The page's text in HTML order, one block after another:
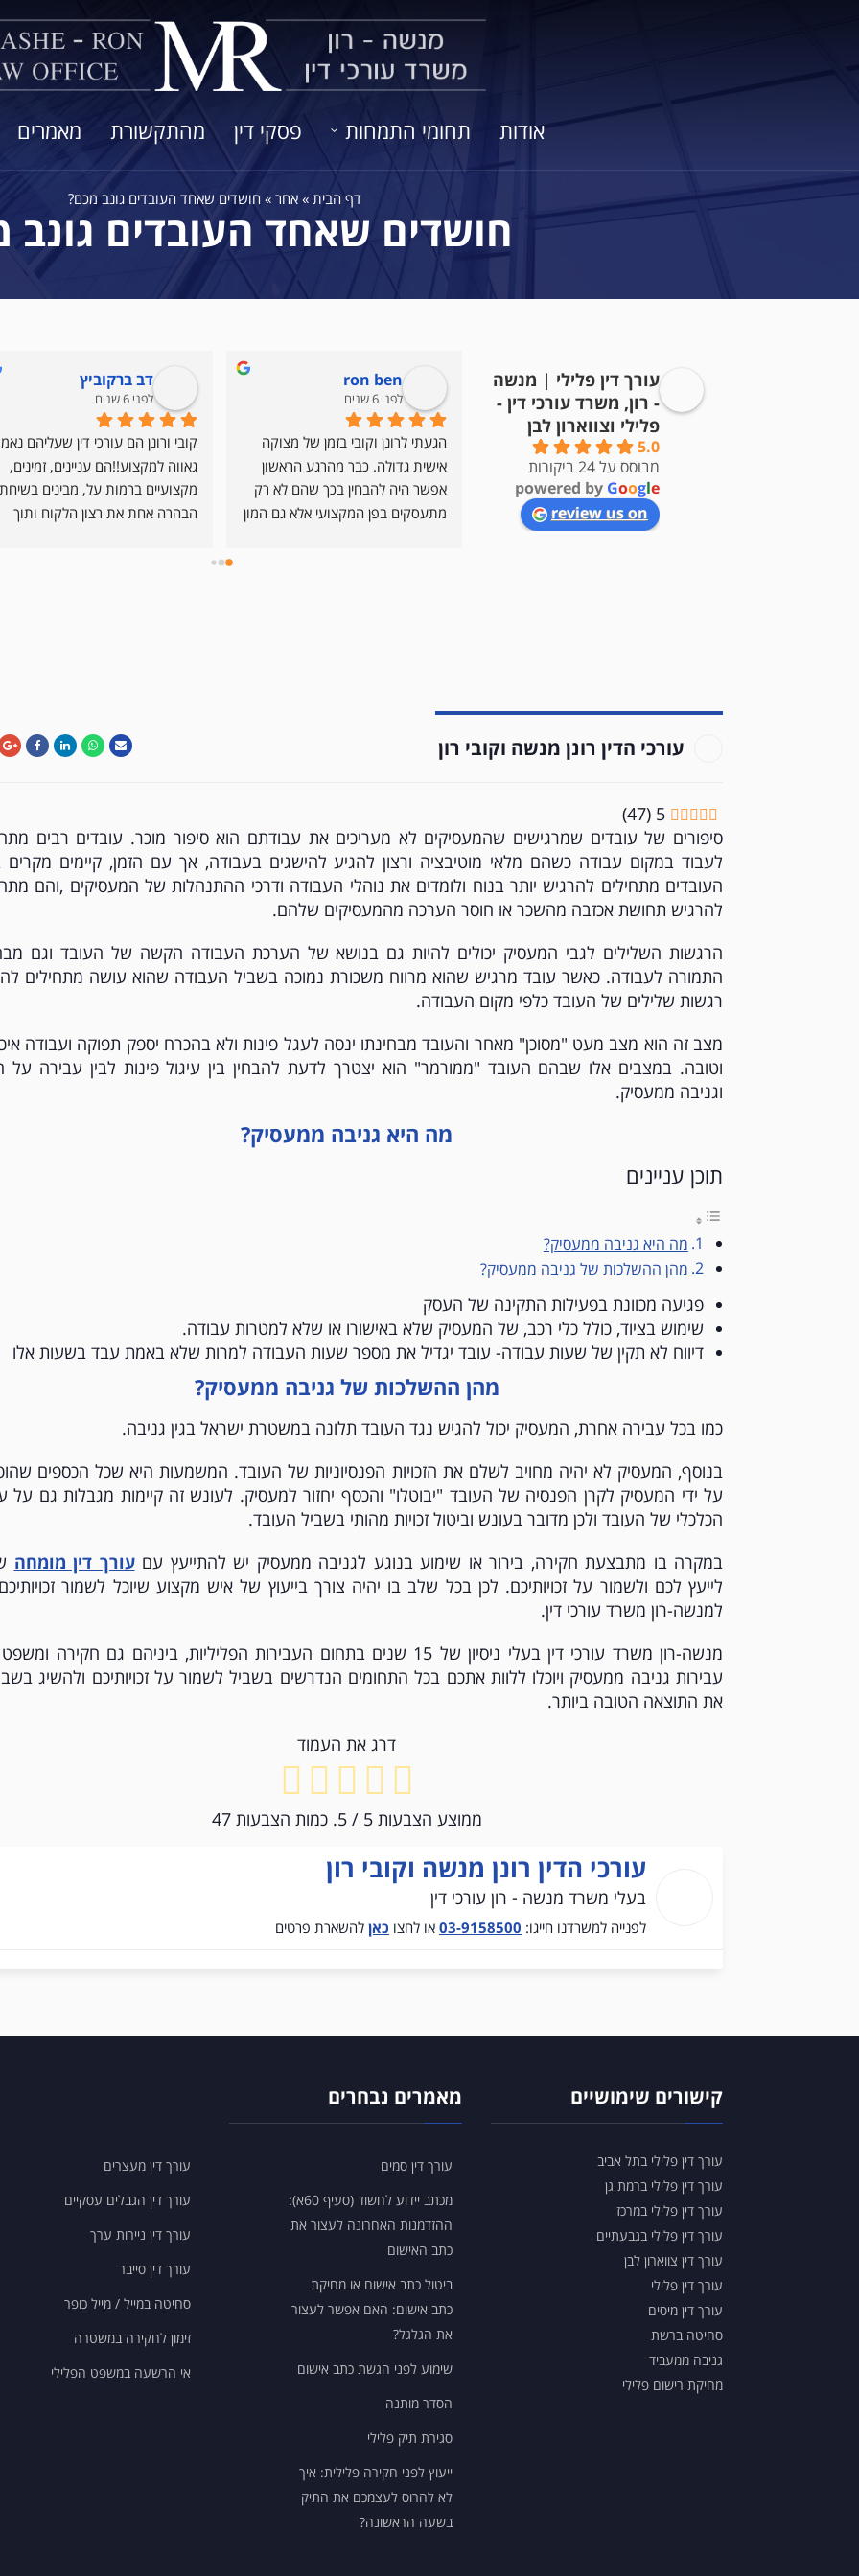
אודות תחומי התמחות פסקי דין מהתקשורת מאמרים
דף הבית » אחר » חושדים שאחד העובדים גונב מכם?
חושדים שאחד העובדים גונב
עורך דין פלילי | מנשה
- רון, משרד עורכי דין -
פלילי וצווארון לבן
5.0
מבוסס על 24 ביקורות
powered by Google
review us on
Ran Perry
לפני 5 שנים
להתמודד עם הליך פלילי עקב
הנחו אותי בתהליך והתהלו מול
ron ben
לפני 6 שנים
דב ברקוביץ
לפני 6 שנים
הבהרה אחת את רצון הלקוח ותוך
עורכי הדין רונן מנשה וקובי רון
5
(
47
)
סיפורים של עובדים שמרגישים שהמעסיקים לא מעריכים את עבודתם הוא סיפור מוכר. עובדים רבים
לעבוד במקום עבודה כשהם מלאי מוטיבציה ורצון להגיע להישגים בעבודה, אך עם הזמן, קיימים
העובדים מתחילים להרגיש יותר בנוח ולומדים את נוהלי העבודה ודרכי ההתנהלות של המעסיקים ,והם
להרגיש תחושת אכזבה מהשכר או חוסר הערכה מהמעסיקים שלהם.
הרגשות השלילים לגבי המעסיק יכולים להיות גם בנושא של הערכת העבודה הקשה של העובד וגם
התמורה לעבודה. כאשר עובד מרגיש שהוא מרווח משכורת נמוכה בשביל העבודה שהוא עושה מתחילים
רגשות שלילים של העובד כלפי מקום העבודה.
מצב זה הוא מצב מעט "מסוכן" מאחר והעובד מבחינתו ינסה לעגל פינות ולא בהכרח יספק תפוקה ועבודה
וטובה. במצבים אלו שבהם העובד "ממורמר" הוא יצטרך לדעת להבחין בין עיגול פינות לבין עבירה על
וגניבה ממעסיק.
מה היא גניבה ממעסיק?
תוכן עניינים
מה היא גניבה ממעסיק?
מהן ההשלכות של גניבה ממעסיק?
פגיעה מכוונת בפעילות התקינה של העסק
שימוש בציוד, כולל כלי רכב, של המעסיק שלא באישורו או שלא למטרות עבודה.
דיווח לא תקין של שעות עבודה- עובד יגדיל את מספר שעות העבודה למרות שלא באמת עבד בשעות אלו
מהן ההשלכות של גניבה ממעסיק?
כמו בכל עבירה אחרת, המעסיק יכול להגיש נגד העובד תלונה במשטרת ישראל בגין גניבה.
בנוסף, המעסיק לא יהיה מחויב לשלם את הזכויות הפנסיוניות של העובד. המשמעות היא שכל הכספים
על ידי המעסיק לקרן הפנסיה של העובד "יבוטלו" והכסף יחזור למעסיק. לעונש זה קיימות מגבלות גם על
הכלכלי של העובד ולכן מדובר בעונש וביטול זכויות מהותי בשביל העובד.
במקרה בו מתבצעת חקירה, בירור או שימוע בנוגע לגניבה ממעסיק יש להתייעץ עםעורך דין מומחה
לייעץ לכם ולשמור על זכויותיכם. לכן בכל שלב בו יהיה צורך בייעוץ של איש מקצוע שיוכל לשמור
למנשה-רון משרד עורכי דין.
מנשה-רון משרד עורכי דין בעלי ניסיון של 15 שנים בתחום העבירות הפליליות, ביניהם גם חקירה
עבירות גניבה ממעסיק ויוכלו ללוות אתכם בכל התחומים הנדרשים בשביל לשמור על זכויותיכם ולהשיג
את התוצאה הטובה ביותר.
דרג את העמוד
ממוצע הצבעות5 / 5. כמות הצבעות 47
עורכי הדין רונן מנשה וקובי רון
בעלי משרד מנשה - רון עורכי דין
לפנייה למשרדנו חייגו: 03-9158500 או לחצו כאן להשארת פרטים
קישורים שימושיים
עורך דין פלילי בתל אביב
עורך דין פלילי ברמת גן
עורך דין פלילי במרכז
עורך דין פלילי בגבעתיים
עורך דין צווארון לבן
עורך דין פלילי
עורך דין מיסים
סחיטה ברשת
גניבה ממעביד
מחיקת רישום פלילי
מאמרים נבחרים
עורך דין סמים
מכתב יידוע לחשוד (סעיף 60א):
ההזדמנות האחרונה לעצור את
כתב האישום
ביטול כתב אישום או מחיקת
כתב אישום: האם אפשר לעצור
את הגלגל?
שימוע לפני הגשת כתב אישום
הסדר מותנה
סגירת תיק פלילי
ייעוץ לפני חקירה פלילית: איך
לא להרוס לעצמכם את התיק
בשעה הראשונה?
עורך דין מעצרים
עורך דין הגבלים עסקיים
עורך דין ניירות ערך
עורך דין סייבר
סחיטה במייל / מייל כופר
זימון לחקירה במשטרה
אי הרשעה במשפט הפלילי